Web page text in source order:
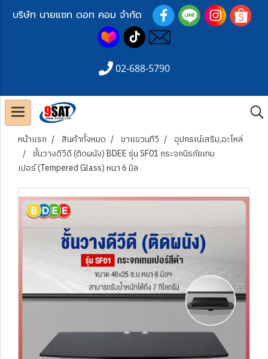
บริษัท นายแซท ดอท คอม จำกัด
02-688-5790
หน้าแรก สินค้าทั้งหมด ขาแขวนทีวี
อุปกรณ์เสริม,อะไหล่
ชั้นวางดีวีดี (ติดผนัง) BDEE รุ่น SF01 กระจกนิรภัยเทม
เปอร์ (Tempered Glass) หนา 6 มิล